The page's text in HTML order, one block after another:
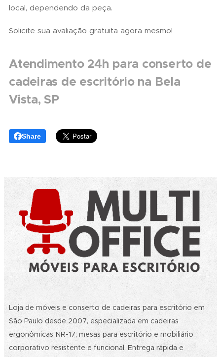
local, dependendo da peça.
Solicite sua avaliação gratuita agora mesmo!
Atendimento 24h para conserto de
cadeiras de escritório na Bela
Vista, SP
Share
Loja de móveis e conserto de cadeiras para escritório em
São Paulo desde 2007, especializada em cadeiras
ergonômicas NR-17, mesas para escritório e mobiliário
corporativo resistente e funcional. Entrega rápida e